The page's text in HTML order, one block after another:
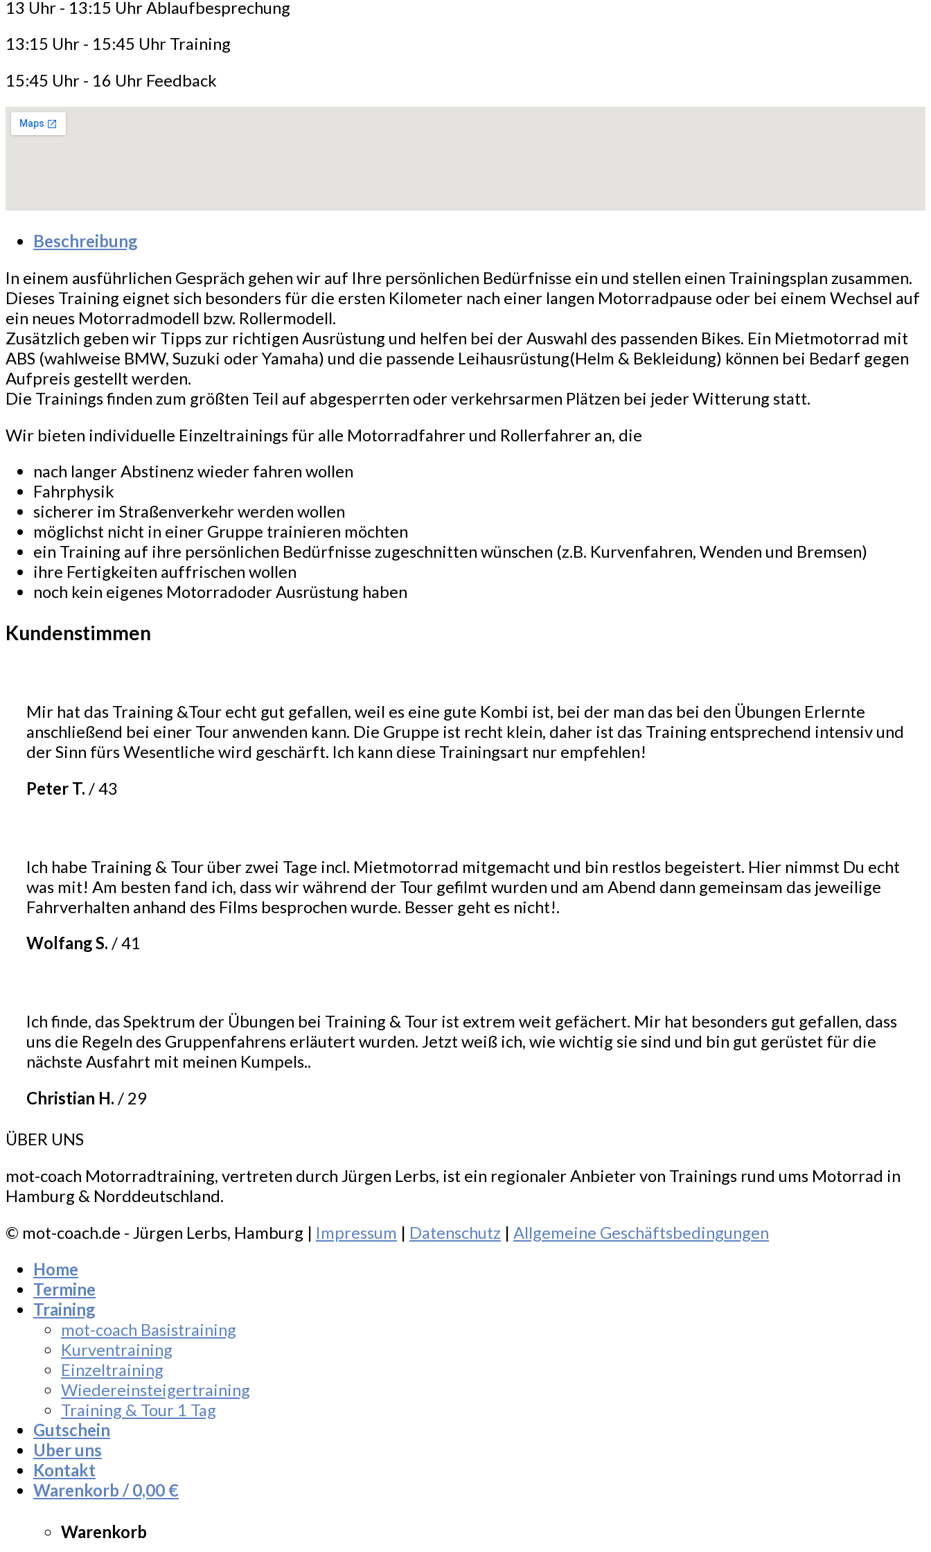
13 Uhr - 13:15 Uhr Ablaufbesprechung
13:15 Uhr - 15:45 Uhr Training
15:45 Uhr - 16 Uhr Feedback
Beschreibung
In einem ausführlichen Gespräch gehen wir auf Ihre persönlichen Bedürfnisse ein und stellen einen Trainingsplan zusammen.
Dieses Training eignet sich besonders für die ersten Kilometer nach einer langen Motorradpause oder bei einem Wechsel auf
ein neues Motorradmodell bzw. Rollermodell.
Zusätzlich geben wir Tipps zur richtigen Ausrüstung und helfen bei der Auswahl des passenden Bikes. Ein Mietmotorrad mit
ABS (wahlweise BMW, Suzuki oder Yamaha) und die passende Leihausrüstung(Helm & Bekleidung) können bei Bedarf gegen
Aufpreis gestellt werden.
Die Trainings finden zum größten Teil auf abgesperrten oder verkehrsarmen Plätzen bei jeder Witterung statt.
Wir bieten individuelle Einzeltrainings für alle Motorradfahrer und Rollerfahrer an, die
nach langer Abstinenz wieder fahren wollen
Fahrphysik
sicherer im Straßenverkehr werden wollen
möglichst nicht in einer Gruppe trainieren möchten
ein Training auf ihre persönlichen Bedürfnisse zugeschnitten wünschen (z.B. Kurvenfahren, Wenden und Bremsen)
ihre Fertigkeiten auffrischen wollen
noch kein eigenes Motorradoder Ausrüstung haben
Kundenstimmen
Mir hat das Training &Tour echt gut gefallen, weil es eine gute Kombi ist, bei der man das bei den Übungen Erlernte
anschließend bei einer Tour anwenden kann. Die Gruppe ist recht klein, daher ist das Training entsprechend intensiv und
der Sinn fürs Wesentliche wird geschärft. Ich kann diese Trainingsart nur empfehlen!
Peter T. /43
Ich habe Training & Tour über zwei Tage incl. Mietmotorrad mitgemacht und bin restlos begeistert. Hier nimmst Du echt
was mit! Am besten fand ich, dass wir während der Tour gefilmt wurden und am Abend dann gemeinsam das jeweilige
Fahrverhalten anhand des Films besprochen wurde. Besser geht es nicht!.
Wolfang S. /41
Ich finde, das Spektrum der Übungen bei Training & Tour ist extrem weit gefächert. Mir hat besonders gut gefallen, dass
uns die Regeln des Gruppenfahrens erläutert wurden. Jetzt weiß ich, wie wichtig sie sind und bin gut gerüstet für die
nächste Ausfahrt mit meinen Kumpels..
Christian H. / 29
ÜBER UNS
mot-coach Motorradtraining, vertreten durch Jürgen Lerbs, ist ein regionaler Anbieter von Trainings rund ums Motorrad in
Hamburg & Norddeutschland.
© mot-coach.de - Jürgen Lerbs, Hamburg | Impressum | Datenschutz | Allgemeine Geschäftsbedingungen
Home
Termine
Training
mot-coach Basistraining
Kurventraining
Einzeltraining
Wiedereinsteigertraining
Training & Tour 1 Tag
Gutschein
Uber uns
Kontakt
Warenkorb /0,00 €
Warenkorb